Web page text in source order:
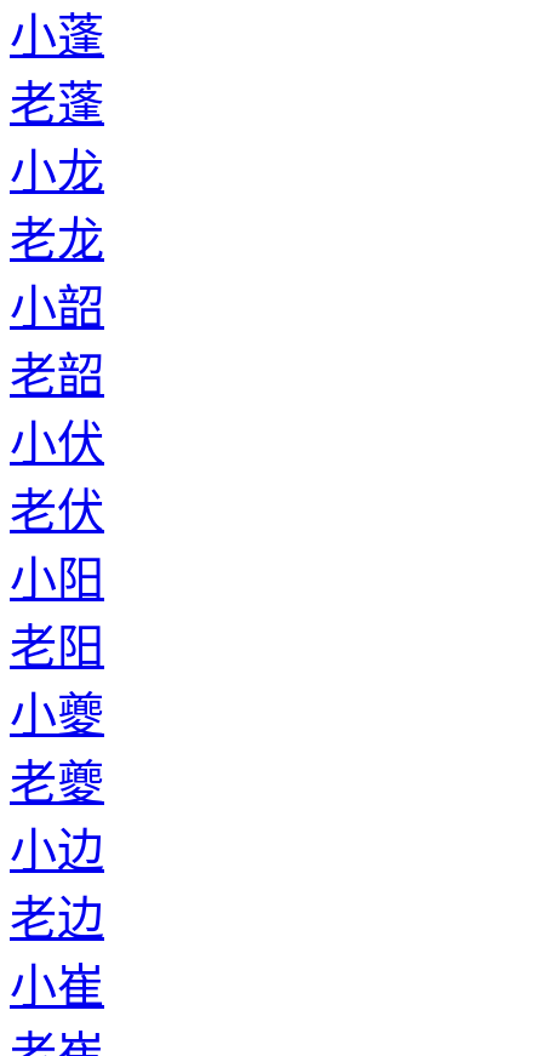
小蓬
老蓬
小龙
老龙
小韶
老韶
小伏
老伏
小阳
老阳
小夔
老夔
小边
老边
小崔